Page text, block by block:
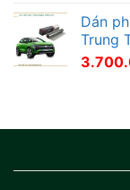
Dán
Trung